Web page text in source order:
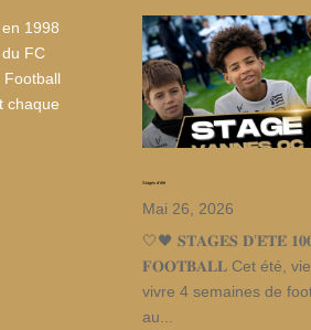
1998
FC
Football
chaque
Stages d’été
Mai 26, 2026
🤍🖤 𝐒𝐓𝐀𝐆𝐄𝐒 𝐃’𝐄́𝐓𝐄́
𝐅𝐎𝐎𝐓𝐁𝐀𝐋𝐋 Cet été,
vivre 4 semaines de
au...